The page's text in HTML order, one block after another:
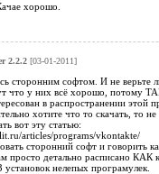
хорошо.
2.2.2[03-01-2011]
сторонним софтом. И не верьте
что у них всё хорошо, потому
в распространении этой
хотите что то скачать, то не
вот эту статью:
articles/programs/vkontakte/
сторонний софт и говорить
просто детально расписано КАК
нелепых програмулек.